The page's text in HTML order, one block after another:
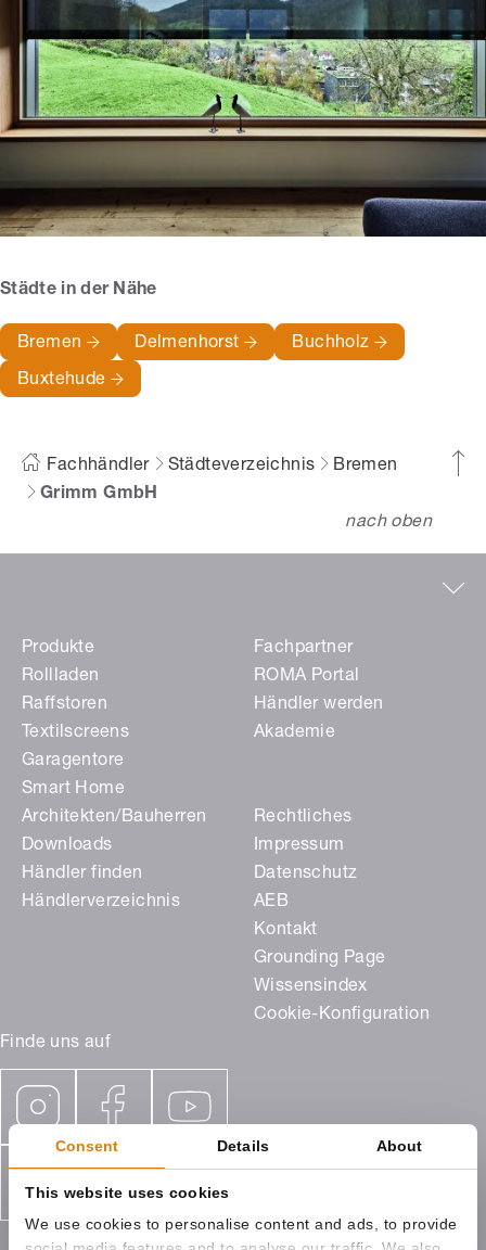
Consent Details About
This website uses cookies
We use cookies to personalise content and ads, to provide
Städte in der Nähe
Bremen Delmenhorst Buchholz
Buxtehude
Fachhändler Städteverzeichnis
Bremen
Grimm GmbH
nach oben
Finde uns auf
Produkte
Rollladen
Raffstoren
Textilscreens
Garagentore
Smart Home
Fachpartner
ROMA Portal
Händler werden
Akademie
Architekten/Bauherren
Downloads
Händler finden
Händlerverzeichnis
Rechtliches
Impressum
Datenschutz
AEB
Kontakt
Grounding Page
Wissensindex
Cookie-Konfiguration